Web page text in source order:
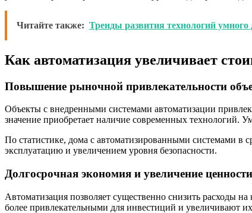
Читайте также: Тренды развития технологий умного
Как автоматизация увеличивает
Повышение рыночной привлекательности
Объекты с внедренными системами автоматизации
значение приобретает наличие современных технологий.
По статистике, дома с автоматизированными системами в
эксплуатацию и увеличением уровня безопасности.
Долгосрочная экономия и увеличение ценности
Автоматизация позволяет существенно снизить расходы
более привлекательными для инвестиций и увеличивают